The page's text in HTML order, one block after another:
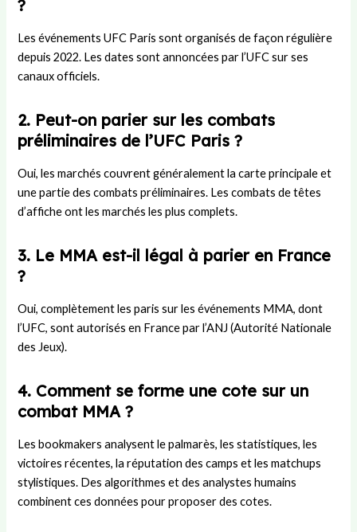
?
Les événements UFC Paris sont organisés de façon régulière
depuis 2022. Les dates sont annoncées par l’UFC sur ses
canaux officiels.
2. Peut-on parier sur les combats
préliminaires de l’UFC Paris ?
Oui, les marchés couvrent généralement la carte principale et
une partie des combats préliminaires. Les combats de têtes
d’affiche ont les marchés les plus complets.
3. Le MMA est-il légal à parier en France
?
Oui, complètement les paris sur les événements MMA, dont
l’UFC, sont autorisés en France par l’ANJ (Autorité Nationale
des Jeux).
4. Comment se forme une cote sur un
combat MMA ?
Les bookmakers analysent le palmarès, les statistiques, les
victoires récentes, la réputation des camps et les matchups
stylistiques. Des algorithmes et des analystes humains
combinent ces données pour proposer des cotes.